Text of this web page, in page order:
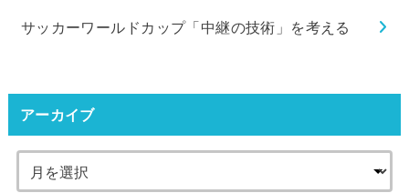
サッカーワールドカップ「中継の技術」を考える
アーカイブ